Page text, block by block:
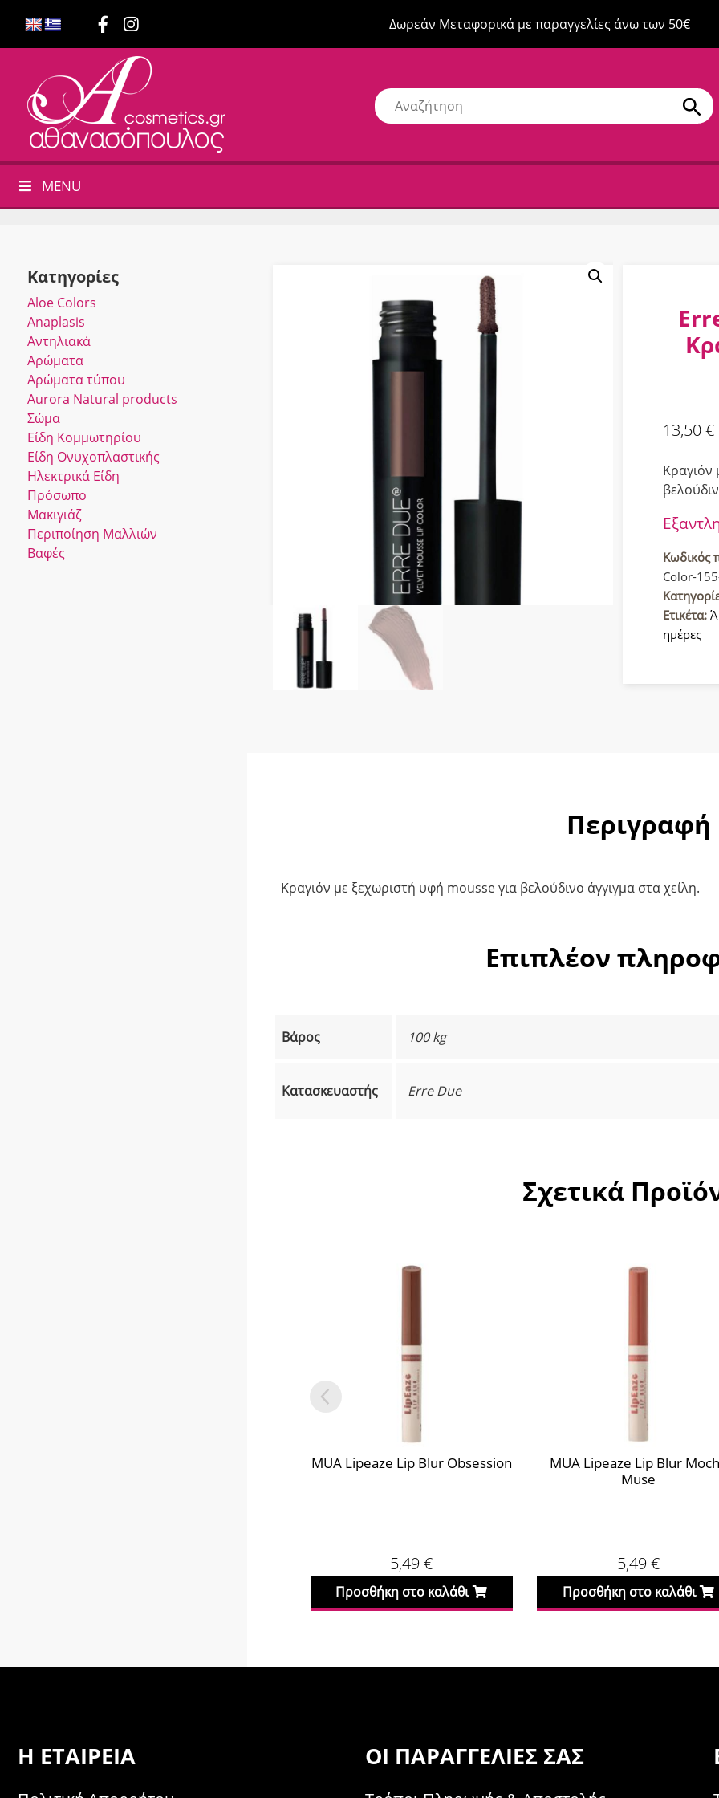
Δωρεάν Μεταφορικά με παραγγελίες άνω των 50€
MENU
Κατηγορίες
Αloe Colors
Anaplasis
Αντηλιακά
Αρώματα
Αρώματα τύπου
Αurora Νatural products
Σώμα
Είδη Κομμωτηρίου
Είδη Ονυχοπλαστικής
Ηλεκτρικά Είδη
Πρόσωπο
Μακιγιάζ
Περιποίηση Μαλλιών
Βαφές
13,50€
Κραγιόν
Κωδικός
Color-
Ετικέτα:
ημέρες
Περιγραφή
Κραγιόν με ξεχωριστή υφή mousse για βελούδινο άγγιγμα στα χείλη.
Επιπλέον
Βάρος 100 kg
Κατασκευαστής Erre Due
Σχετικά
MUA Lipeaze Lip Blur Obsession
5,49€
Προσθήκη στο καλάθι
MUA Lipeaze Lip Blur
Muse
5,49 €
Προσθήκη στο καλάθι
Η ΕΤΑΙΡΕΊΑ ΟΙ ΠΑΡΑΓΓΕΛΊΕΣ ΣΑΣ